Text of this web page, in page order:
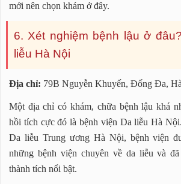
mới nên chọn khám ở đây.
6. Xét nghiệm bệnh lậu ở
liễu Hà Nội
Địa chỉ: 79B Nguyễn Khuyến, Đống Đa,
Một địa chỉ có khám, chữa bệnh lậu khá
hồi tích cực đó là bệnh viện Da liễu Hà
Da liễu Trung ương Hà Nội, bệnh viện
những bệnh viện chuyên về da liễu và
thành tích nổi bật.